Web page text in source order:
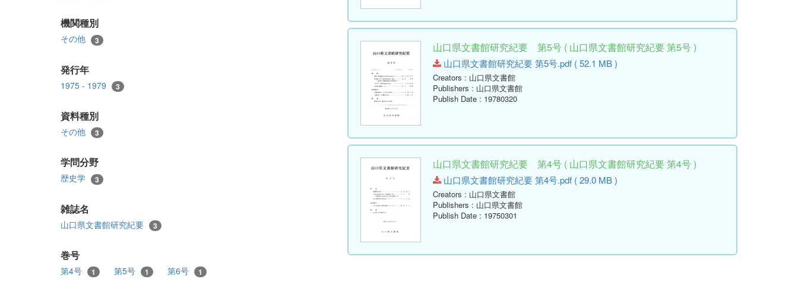
機関種別
その他 3
発行年
1975 - 1979 3
資料種別
その他 3
学問分野
歴史学 3
雑誌名
山口県文書館研究紀要 3
巻号
第4号 1 第5号 1 第6号 1
山口県文書館研究紀要 第5号 ( 山口県文書館研究紀要 第5号 )
山口県文書館研究紀要 第5号.pdf ( 52.1 MB )
Creators : 山口県文書館
Publishers : 山口県文書館
Publish Date : 19780320
山口県文書館研究紀要 第4号 ( 山口県文書館研究紀要 第4号 )
山口県文書館研究紀要 第4号.pdf ( 29.0 MB )
Creators : 山口県文書館
Publishers : 山口県文書館
Publish Date : 19750301